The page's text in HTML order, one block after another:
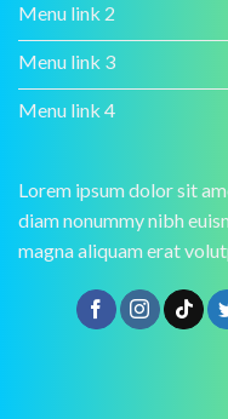
Menu link 2
Menu link 3
Menu link 4
Lorem ipsum dolor sit
diam nonummy nibh
magna aliquam erat